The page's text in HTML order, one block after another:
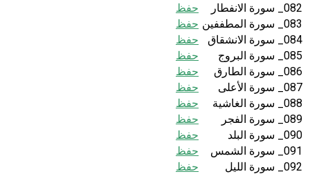
082_ سورة الانفطار
حفظ
083_ سورة المطففين
حفظ
084_ سورة الانشقاق
حفظ
085_ سورة البروج
حفظ
086_ سورة الطارق
حفظ
087_ سورة الأعلى
حفظ
088_ سورة الغاشية
حفظ
089_ سورة الفجر
حفظ
090_ سورة البلد
حفظ
091_ سورة الشمس
حفظ
092_ سورة الليل
حفظ